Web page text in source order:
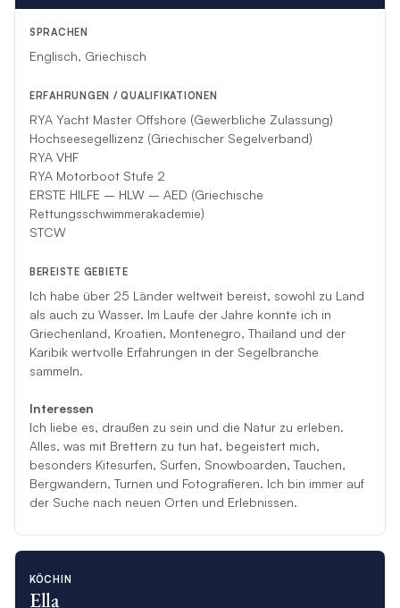
SPRACHEN
Englisch, Griechisch
ERFAHRUNGEN / QUALIFIKATIONEN
RYA Yacht Master Offshore (Gewerbliche Zulassung)
Hochseesegellizenz (Griechischer Segelverband)
RYA VHF
RYA Motorboot Stufe 2
ERSTE HILFE – HLW – AED (Griechische
Rettungsschwimmerakademie)
STCW
BEREISTE GEBIETE
Ich habe über 25 Länder weltweit bereist, sowohl zu Land
als auch zu Wasser. Im Laufe der Jahre konnte ich in
Griechenland, Kroatien, Montenegro, Thailand und der
Karibik wertvolle Erfahrungen in der Segelbranche
sammeln.
Interessen
Ich liebe es, draußen zu sein und die Natur zu erleben.
Alles, was mit Brettern zu tun hat, begeistert mich,
besonders Kitesurfen, Surfen, Snowboarden, Tauchen,
Bergwandern, Turnen und Fotografieren. Ich bin immer auf
der Suche nach neuen Orten und Erlebnissen.
KÖCHIN
Ella